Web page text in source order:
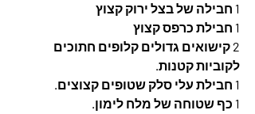
1 חבילה של בצל ירוק קצוץ
1 חבילת כרפס קצוץ
2 קישואים גדולים קלופים חתוכים
לקוביות קטנות.
1 חבילת עלי סלק שטופים קצוצים.
1 כף שטוחה של מלח לימון.